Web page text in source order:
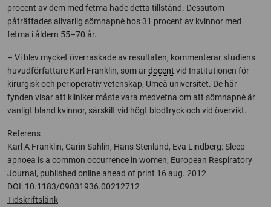
procent av dem med fetma hade detta tillstånd. Dessutom
påträffades allvarlig sömnapné hos 31 procent av kvinnor med
fetma i åldern 55–70 år.
– Vi blev mycket överraskade av resultaten, kommenterar studiens
huvudförfattare Karl Franklin, som ärdocent vid Institutionen för
kirurgisk och perioperativ vetenskap, Umeå universitet. De här
fynden visar att kliniker måste vara medvetna om att sömnapné är
vanligt bland kvinnor, särskilt vid högt blodtryck och vid övervikt.
Referens
Karl A Franklin, Carin Sahlin, Hans Stenlund, Eva Lindberg: Sleep
apnoea is a common occurrence in women, European Respiratory
Journal, published online ahead of print 16 aug. 2012
DOI: 10.1183/09031936.00212712
Tidskriftslänk